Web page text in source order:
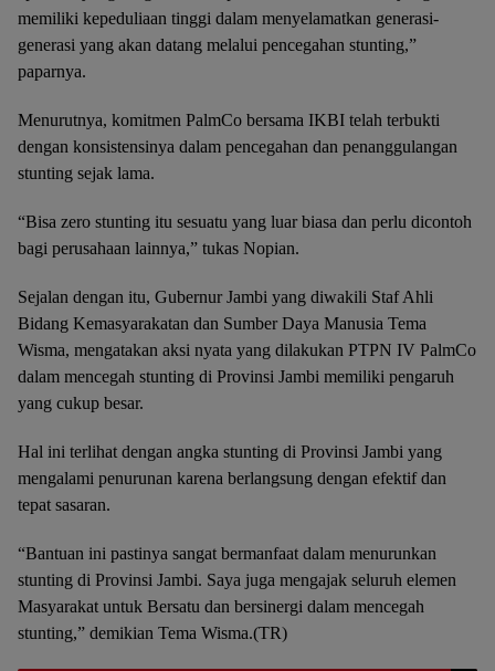
memiliki kepeduliaan tinggi dalam menyelamatkan generasi-
generasi yang akan datang melalui pencegahan stunting,”
paparnya.
Menurutnya, komitmen PalmCo bersama IKBI telah terbukti
dengan konsistensinya dalam pencegahan dan penanggulangan
stunting sejak lama.
“Bisa zero stunting itu sesuatu yang luar biasa dan perlu dicontoh
bagi perusahaan lainnya,” tukas Nopian.
Sejalan dengan itu, Gubernur Jambi yang diwakili Staf Ahli
Bidang Kemasyarakatan dan Sumber Daya Manusia Tema
Wisma, mengatakan aksi nyata yang dilakukan PTPN IV PalmCo
dalam mencegah stunting di Provinsi Jambi memiliki pengaruh
yang cukup besar.
Hal ini terlihat dengan angka stunting di Provinsi Jambi yang
mengalami penurunan karena berlangsung dengan efektif dan
tepat sasaran.
“Bantuan ini pastinya sangat bermanfaat dalam menurunkan
stunting di Provinsi Jambi. Saya juga mengajak seluruh elemen
Masyarakat untuk Bersatu dan bersinergi dalam mencegah
stunting,” demikian Tema Wisma.(TR)